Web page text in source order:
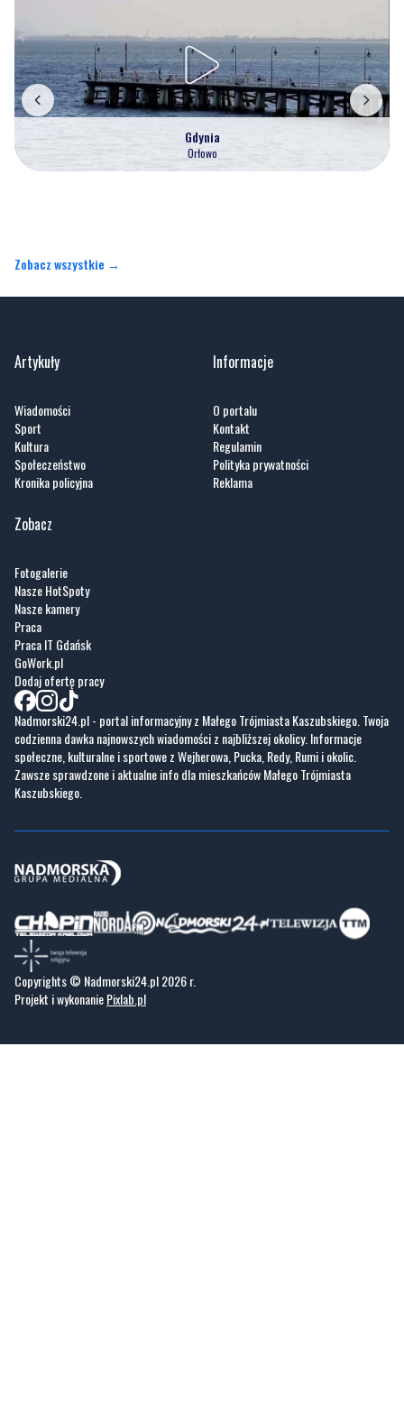
Gdynia
Orłowo
Zobacz wszystkie →
Artykuły
Wiadomości
Sport
Kultura
Społeczeństwo
Kronika policyjna
Informacje
O portalu
Kontakt
Regulamin
Polityka prywatności
Reklama
Zobacz
Fotogalerie
Nasze HotSpoty
Nasze kamery
Praca
Praca IT Gdańsk
GoWork.pl
Dodaj ofertę pracy
Nadmorski24.pl - portal informacyjny z Małego Trójmiasta Kaszubskiego. Twoja
codzienna dawka najnowszych wiadomości z najbliższej okolicy. Informacje
społeczne, kulturalne i sportowe z Wejherowa, Pucka, Redy, Rumi i okolic.
Zawsze sprawdzone i aktualne info dla mieszkańców Małego Trójmiasta
Kaszubskiego.
Copyrights © Nadmorski24.pl 2026 r.
Projekt i wykonaniePixlab.pl